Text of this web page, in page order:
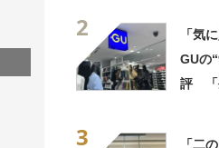
2
「気
GUの
評 「
3
「二